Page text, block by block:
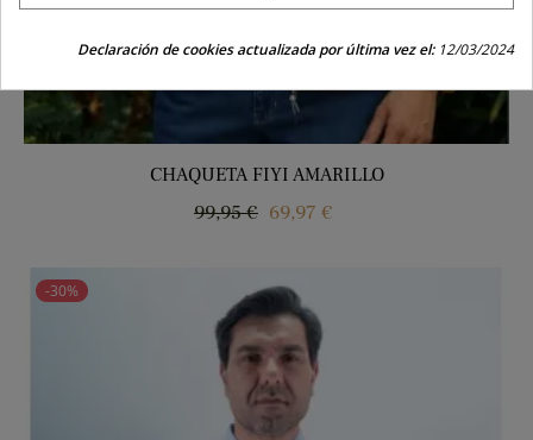
CHAQUETA FIYI AMARILLO
Precio
99,95 € Precio
69,97 €
-30%
Declaración de cookies actualizada por última vez el:12/03/2024